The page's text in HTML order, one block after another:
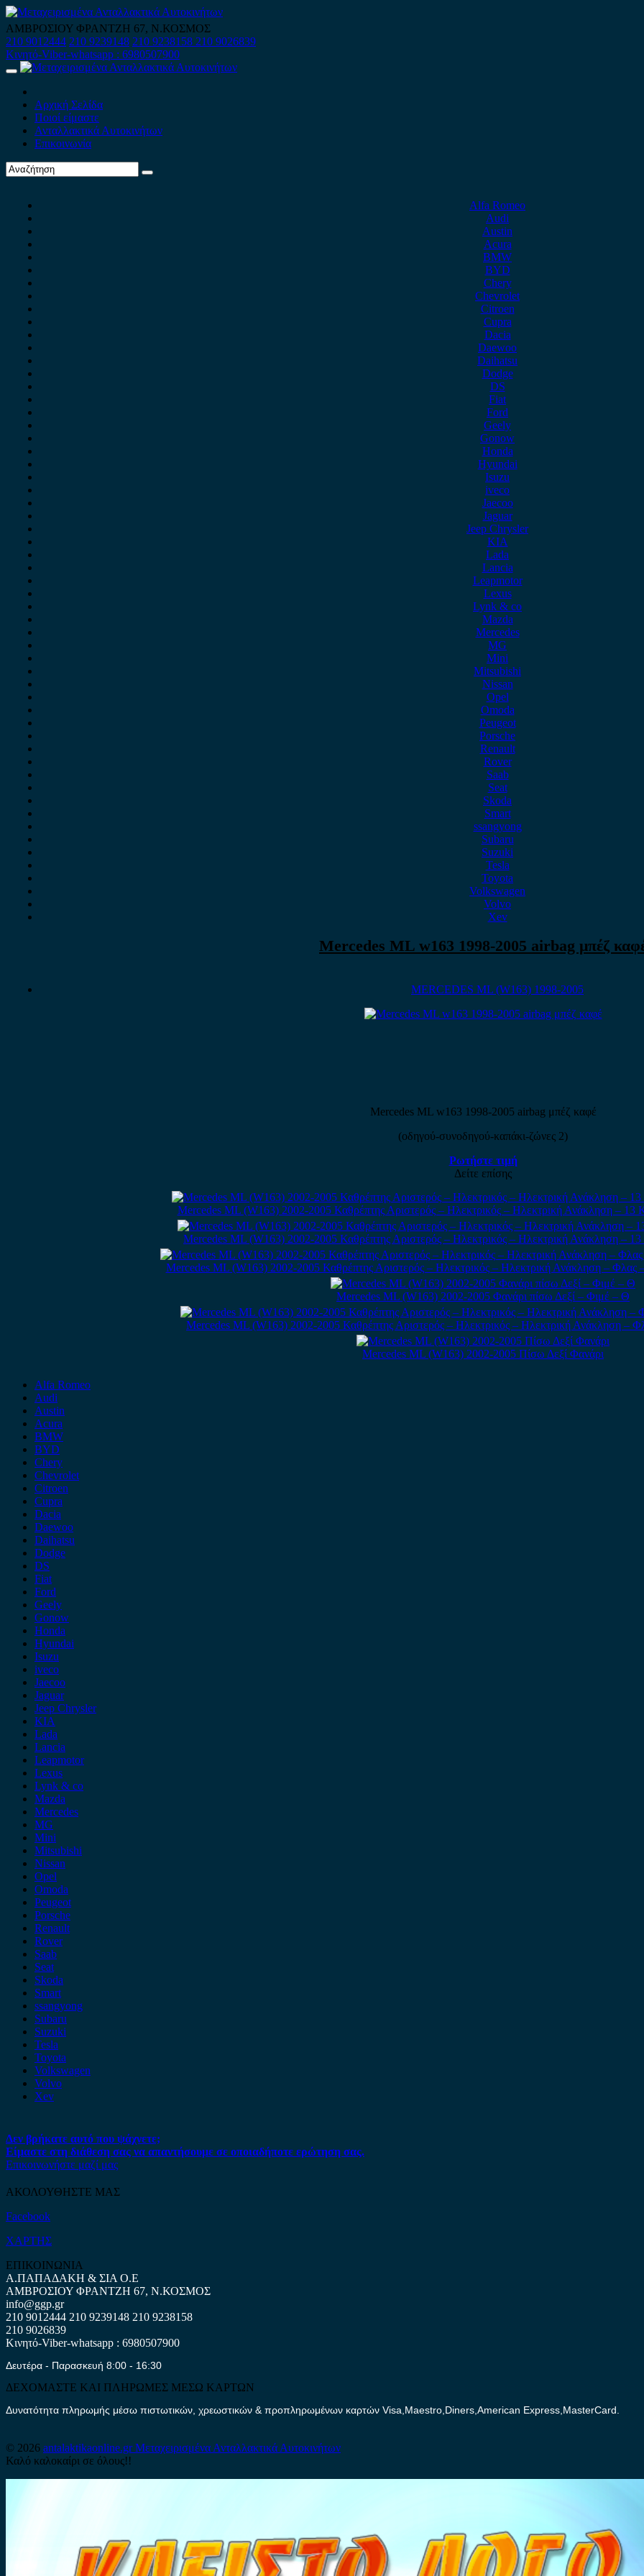
Skip
to
content
ΑΜΒΡΟΣΙΟΥ ΦΡΑΝΤΖΗ 67, Ν.ΚΟΣΜΟΣ
210 9012444 210 9239148 210 9238158 210 9026839
Κινητό-Viber-whatsapp : 6980507900
Primary
Αρχική Σελίδα
Ποιοί είμαστε
Ανταλλακτικά Αυτοκινήτων
Επικοινωνία
Alfa Romeo
Audi
Austin
Acura
BMW
BYD
Chery
Chevrolet
Citroen
Cupra
Dacia
Daewoo
Daihatsu
Dodge
DS
Fiat
Ford
Geely
Gonow
Honda
Hyundai
Isuzu
iveco
Jaecoo
Jaguar
Jeep Chrysler
KIA
Lada
Lancia
Leapmotor
Lexus
Lynk & co
Mazda
Mercedes
MG
Mini
Mitsubishi
Nissan
Opel
Omoda
Peugeot
Porsche
Renault
Rover
Saab
Seat
Skoda
Smart
ssangyong
Subaru
Suzuki
Tesla
Toyota
Volkswagen
Volvo
Xev
Mercedes ML w163 1998-2005 airbag μπέζ
MERCEDES ML (W163) 1998-2005
Mercedes ML w163 1998-2005 airbag μπέζ καφέ
(οδηγού-συνοδηγού-καπάκι-ζώνες 2)
Ρωτήστε τιμή
Δείτε επίσης
Mercedes ML (W163) 2002-2005 Καθρέπτης Αριστερός – Ηλεκτρικός – Ηλεκτρική Ανάκληση –
Mercedes ML (W163) 2002-2005 Καθρέπτης Αριστερός – Ηλεκτρικός – Ηλεκτρική Ανάκληση –
Mercedes ML (W163) 2002-2005 Καθρέπτης Αριστερός – Ηλεκτρικός – Ηλεκτρική Ανάκληση –
Mercedes ML (W163) 2002-2005 Φανάρι πίσω Δεξί – Φιμέ – Θ
Mercedes ML (W163) 2002-2005 Καθρέπτης Αριστερός – Ηλεκτρικός – Ηλεκτρική Ανάκληση –
Mercedes ML (W163) 2002-2005 Πίσω Δεξί Φανάρι
Alfa Romeo
Audi
Austin
Acura
BMW
BYD
Chery
Chevrolet
Citroen
Cupra
Dacia
Daewoo
Daihatsu
Dodge
DS
Fiat
Ford
Geely
Gonow
Honda
Hyundai
Isuzu
iveco
Jaecoo
Jaguar
Jeep Chrysler
KIA
Lada
Lancia
Leapmotor
Lexus
Lynk & co
Mazda
Mercedes
MG
Mini
Mitsubishi
Nissan
Opel
Omoda
Peugeot
Porsche
Renault
Rover
Saab
Seat
Skoda
Smart
ssangyong
Subaru
Suzuki
Tesla
Toyota
Volkswagen
Volvo
Xev
Δεν βρήκατε αυτό που ψάχνετε;
Είμαστε στη διάθεση σας να απαντήσουμε σε οποιαδήποτε ερώτηση σας.
Επικοινωνήστε μαζί μας
ΑΚΟΛΟΥΘΗΣΤΕ ΜΑΣ
Facebook
ΧΑΡΤΗΣ
ΕΠΙΚΟΙΝΩΝΙΑ
Α.ΠΑΠΑΔΑΚΗ & ΣΙΑ Ο.Ε
ΑΜΒΡΟΣΙΟΥ ΦΡΑΝΤΖΗ 67, Ν.ΚΟΣΜΟΣ
info@ggp.gr
210 9012444 210 9239148 210 9238158
210 9026839
Κινητό-Viber-whatsapp : 6980507900
Δευτέρα - Παρασκευή 8:00 - 16:30
ΔΕΧΟΜΑΣΤΕ ΚΑΙ ΠΛΗΡΩΜΕΣ ΜΕΣΩ ΚΑΡΤΩΝ
Δυνατότητα πληρωμής μέσω πιστωτικών, χρεωστικών & προπληρωμένων καρτών Visa,Maestro,Diners,American Express,MasterCard.
© 2026 antalaktikaonline.grΜεταχειρισμένα Ανταλλακτικά Αυτοκινήτων
Καλό καλοκαίρι σε όλους!!